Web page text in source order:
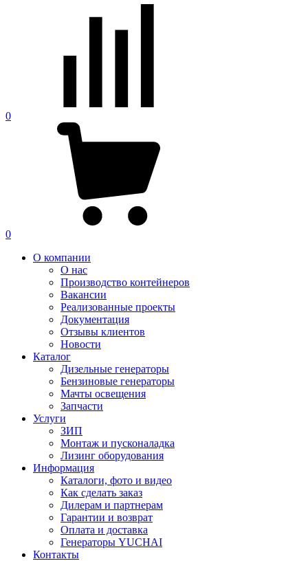
0
0
О компании
О нас
Производство контейнеров
Вакансии
Реализованные проекты
Документация
Отзывы клиентов
Новости
Каталог
Дизельные генераторы
Бензиновые генераторы
Мачты освещения
Запчасти
Услуги
ЗИП
Монтаж и пусконаладка
Лизинг оборудования
Информация
Каталоги, фото и видео
Как сделать заказ
Дилерам и партнерам
Гарантии и возврат
Оплата и доставка
Генераторы YUCHAI
Контакты